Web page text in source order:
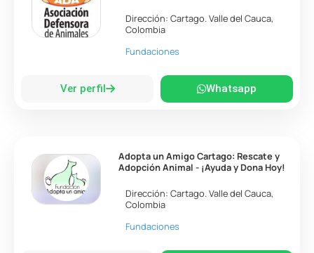
Dirección:Cartago.Valle del Cauca,
Colombia
Fundaciones
Ver perfil Whatsapp
Adopta un Amigo Cartago: Rescate y
Adopción Animal - ¡Ayuda y Dona Hoy!
Dirección:Cartago.Valle del Cauca,
Colombia
Fundaciones